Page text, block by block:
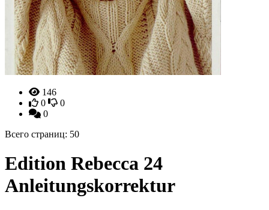
146
0
0
0
Всего страниц: 50
Edition Rebeссa 24
Anleitungskorrektur